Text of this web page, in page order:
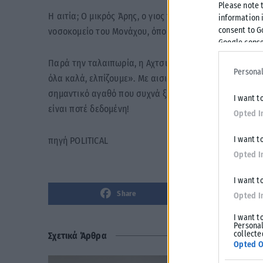
Please note
information
consent to
Google
I want
Opted
I want
Opted
I want
Opted
I want
Opted
Η αιτία; Ο μικρός Άρης, ο γιος της, παρουσίασε
νοσοκομείο του Μονάχου, όπου είχαν ταξιδέψει για
Παρά την ταλαιπωρία, η Αχτσιόγλου διατήρησε το
όλα καλά, ελπίζουμε». Με αισιοδοξία και ένα
σημαντικό αγαθό που συχνά ξεχνάμε πόσο πολύτιμο
είναι ποτέ δεδομένη!
πηγή POLITICAL
Share
Σχετικά Άρθρα